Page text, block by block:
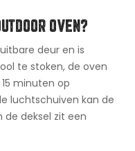
OVEN?
deur en is
te stoken, de oven
minuten op
luchtschuiven kan de
deksel zit een